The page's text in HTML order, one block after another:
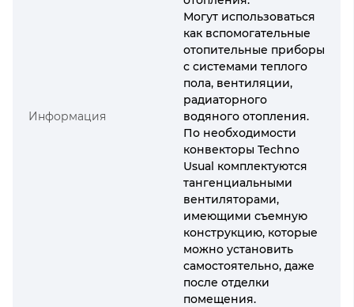
Информация
Могут использоваться
как вспомогательные
отопительные приборы
с системами теплого
пола, вентиляции,
радиаторного
водяного отопления.
По необходимости
конвекторы Techno
Usual комплектуются
тангенциальными
вентиляторами,
имеющими съемную
конструкцию, которые
можно установить
самостоятельно, даже
после отделки
помещения.